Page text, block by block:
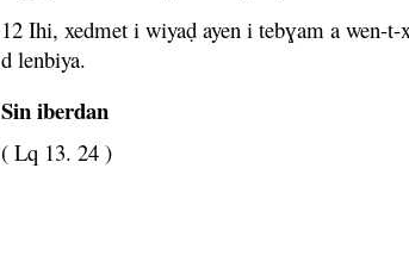
12 Ihi, xedmet i wiyaḍ ayen i tebɣam a wen-
d lenbiya.
Sin iberdan
( Lq 13. 24 )